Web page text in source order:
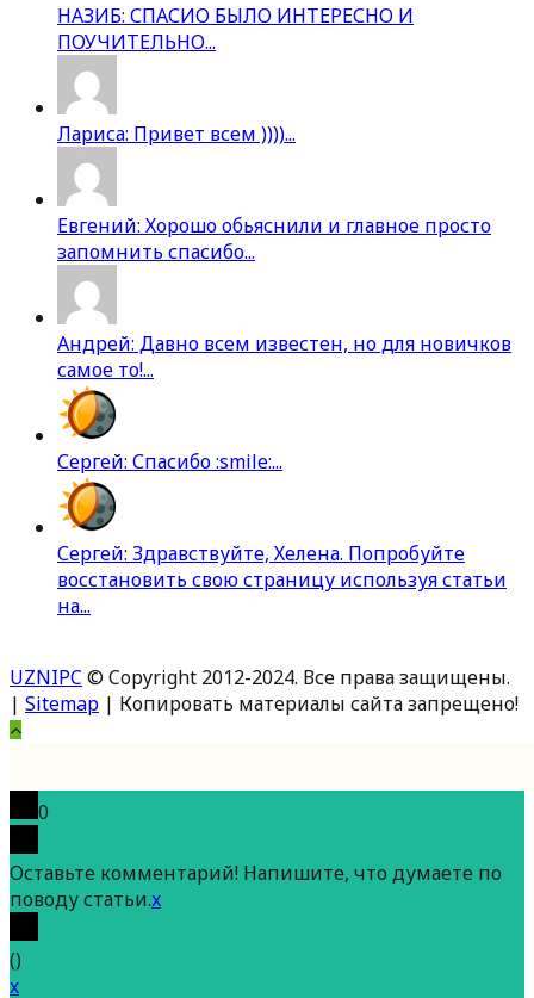
НАЗИБ: СПАСИО БЫЛО ИНТЕРЕСНО И
ПОУЧИТЕЛЬНО...
Лариса: Привет всем ))))...
Евгений: Хорошо обьяснили и главное просто
запомнить спасибо...
Андрей: Давно всем известен, но для новичков
самое то!...
Сергей: Спасибо :smile:...
Сергей: Здравствуйте, Хелена. Попробуйте
восстановить свою страницу используя статьи
на...
UZNIPC © Copyright 2012-2024. Все права защищены.
| Sitemap | Копировать материалы сайта запрещено!
Вверх
0
Оставьте комментарий! Напишите, что думаете по
поводу статьи.x
()
x